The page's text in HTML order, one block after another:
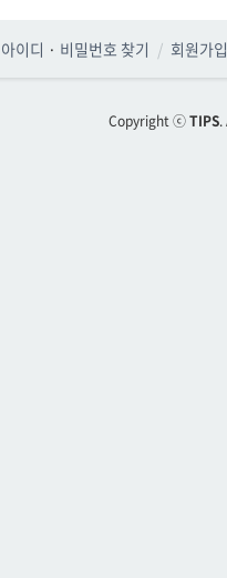
아이디 · 비밀번호 찾기 회원가입
Copyright ⓒTIPS.